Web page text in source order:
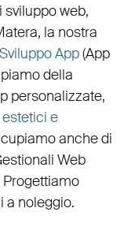
sviluppo web,
la nostra
Sviluppo App(App
della
personalizzate,
e
anche di
Web
Progettiamo
a noleggio.